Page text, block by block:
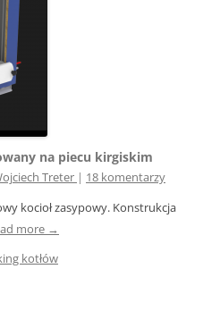
na piecu kirgiskim
Treter | 18 komentarzy
kocioł zasypowy. Konstrukcja
more →
kotłów